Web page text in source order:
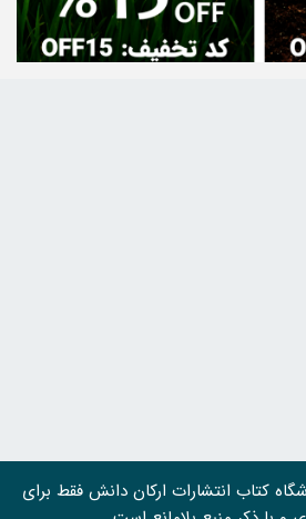
کتاب انتشارات ارکان دانش فقط برای